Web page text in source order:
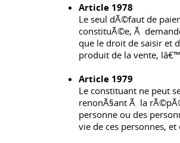
Article 1978
Le seul dÃ©faut de
constituÃ©e, Ã
que le droit de saisir et
produit de la vente,
Article 1979
Le constituant ne peut
renonÃ§ant Ã la
personne ou des
vie de ces personnes,